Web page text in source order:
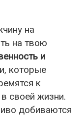
на
на твою
и
которые
к
своей жизни.
добиваются